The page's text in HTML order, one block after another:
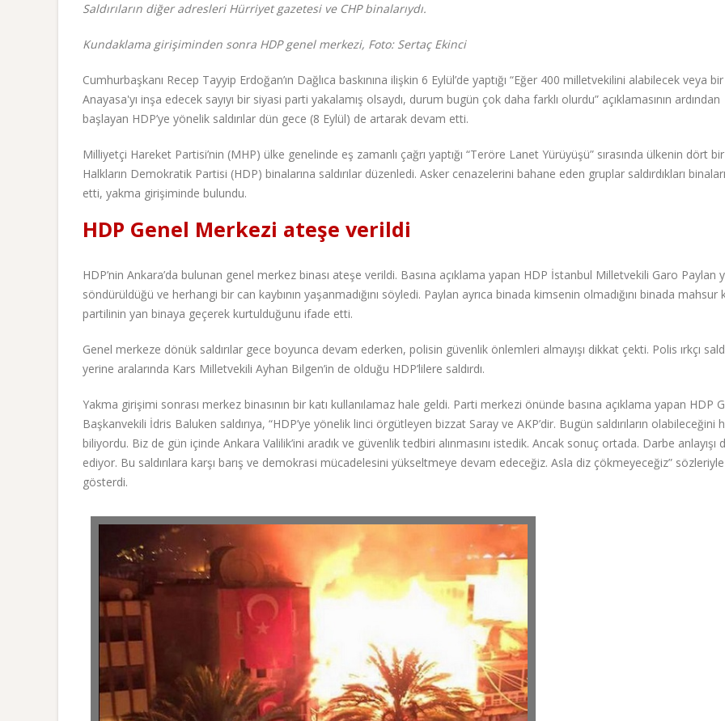
Saldırıların diğer adresleri Hürriyet gazetesi ve CHP binalarıydı.
Kundaklama girişiminden sonra HDP genel merkezi, Foto: Sertaç Ekinci
Cumhurbaşkanı Recep Tayyip Erdoğan’ın Dağlıca baskınına ilişkin 6 Eylül’de yaptığı “Eğer 400 milletvekilini alabilecek veya bir
Anayasa'yı inşa edecek sayıyı bir siyasi parti yakalamış olsaydı, durum bugün çok daha farklı olurdu” açıklamasının ardından
başlayan HDP’ye yönelik saldırılar dün gece (8 Eylül) de artarak devam etti.
Milliyetçi Hareket Partisi’nin (MHP) ülke genelinde eş zamanlı çağrı yaptığı “Teröre Lanet Yürüyüşü” sırasında ülkenin dört
Halkların Demokratik Partisi (HDP) binalarına saldırılar düzenledi. Asker cenazelerini bahane eden gruplar saldırdıkları
etti, yakma girişiminde bulundu.
HDP Genel Merkezi ateşe verildi
HDP’nin Ankara’da bulunan genel merkez binası ateşe verildi. Basına açıklama yapan HDP İstanbul Milletvekili Garo Paylan
söndürüldüğü ve herhangi bir can kaybının yaşanmadığını söyledi. Paylan ayrıca binada kimsenin olmadığını binada mahsur
partilinin yan binaya geçerek kurtulduğunu ifade etti.
Genel merkeze dönük saldırılar gece boyunca devam ederken, polisin güvenlik önlemleri almayışı dikkat çekti. Polis ırkçı
yerine aralarında Kars Milletvekili Ayhan Bilgen’in de olduğu HDP’lilere saldırdı.
Yakma girişimi sonrası merkez binasının bir katı kullanılamaz hale geldi. Parti merkezi önünde basına açıklama yapan HDP
Başkanvekili İdris Baluken saldırıya, “HDP’ye yönelik linci örgütleyen bizzat Saray ve AKP’dir. Bugün saldırıların olabileceğini
biliyordu. Biz de gün içinde Ankara Valilik’ini aradık ve güvenlik tedbiri alınmasını istedik. Ancak sonuç ortada. Darbe anlayışı
ediyor. Bu saldırılara karşı barış ve demokrasi mücadelesini yükseltmeye devam edeceğiz. Asla diz çökmeyeceğiz”
gösterdi.